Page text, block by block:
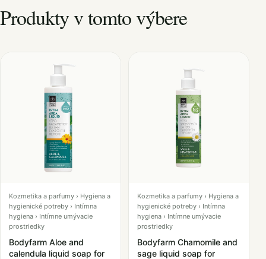
Produkty v tomto výbere
Kozmetika a parfumy › Hygiena a
hygienické potreby › Intímna
hygiena › Intímne umývacie
prostriedky
Bodyfarm Aloe and
calendula liquid soap for
Kozmetika a parfumy › Hygiena a
hygienické potreby › Intímna
hygiena › Intímne umývacie
prostriedky
Bodyfarm Chamomile and
sage liquid soap for